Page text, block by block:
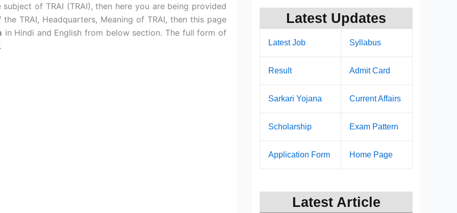
of TRAI (TRAI), then here you are being provided
TRAI, Headquarters, Meaning of TRAI, then this page
in Hindi and English from below section. The full form of
Latest Updates
Latest Job Syllabus
Result Admit Card
Sarkari Yojana Current Affairs
Scholarship Exam Pattern
Application Form Home Page
Latest Article